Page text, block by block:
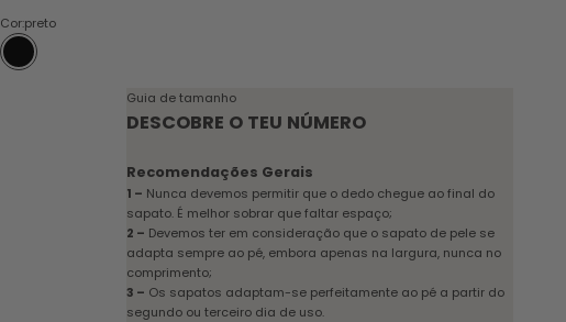
Cor:preto
preto
Guia de tamanho
DESCOBRE O TEU NÚMERO
Recomendações Gerais
1 – Nunca devemos permitir que o dedo chegue ao final do
sapato. É melhor sobrar que faltar espaço;
2 – Devemos ter em consideração que o sapato de pele se
adapta sempre ao pé, embora apenas na largura, nunca no
comprimento;
3 – Os sapatos adaptam-se perfeitamente ao pé a partir do
segundo ou terceiro dia de uso.